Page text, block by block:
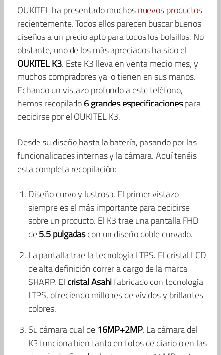
OUKITEL ha presentado muchosnuevos productos
recientemente. Todos ellos parecen buscar buenos
diseños a un precio apto para todos los bolsillos. No
obstante, uno de los más apreciados ha sido el
OUKITEL K3. Este K3 lleva en venta medio mes, y
muchos compradores ya lo tienen en sus manos.
Echando un vistazo profundo a este teléfono,
hemos recopilado6 grandes especificacionespara
decidirse por el OUKITEL K3.
Desde su diseño hasta la batería, pasando por las
funcionalidades internas y la cámara. Aquí tenéis
esta completa recopilación:
Diseño curvo y lustroso. El primer vistazo
siempre es el más importante para decidirse
sobre un producto. El K3 trae una pantalla FHD
de5.5 pulgadascon un diseño doble curvado.
La pantalla trae la tecnología LTPS. El cristal LCD
de alta definición correr a cargo de la marca
SHARP. El cristal Asahifabricado con tecnología
LTPS, ofreciendo millones de vívidos y brillantes
colores.
Su cámara dual de 16MP+2MP. La cámara del
K3 funciona bien tanto en fotos de diario o en las